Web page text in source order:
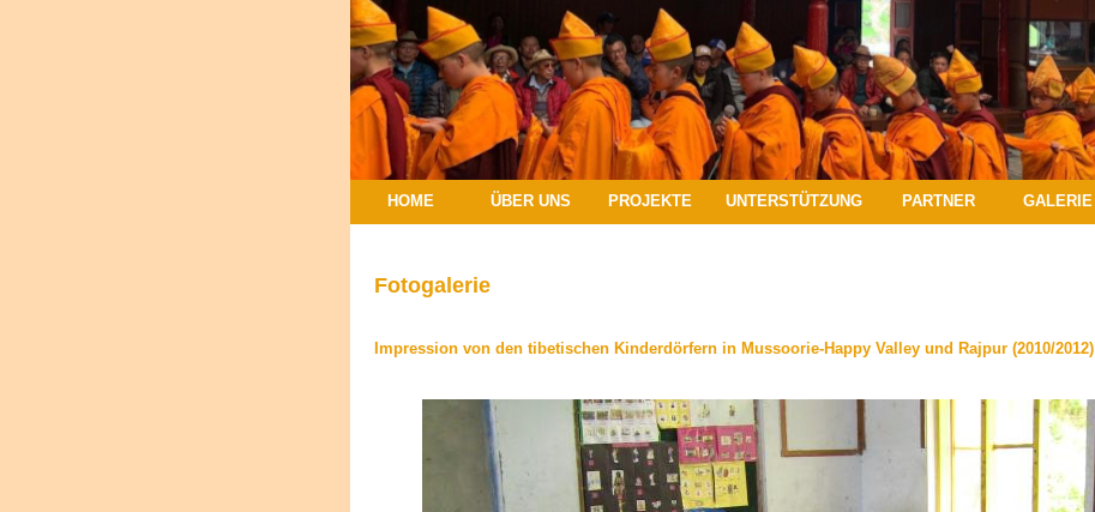
HOME ÜBER UNS PROJEKTE UNTERSTÜTZUNG PARTNER GALERIE
Fotogalerie
Impression von den tibetischen Kinderdörfern in Mussoorie-Happy Valley und Rajpur (2010/2012)